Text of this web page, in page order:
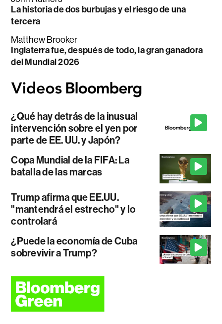
La historia de dos burbujas y el riesgo de una
tercera
Matthew Brooker
Inglaterra fue, después de todo, la gran ganadora
del Mundial 2026
¿Qué hay detrás de la inusual
intervención sobre el yen por
parte de EE. UU. y Japón?
Copa Mundial de la FIFA: La
batalla de las marcas
Trump afirma que EE.UU.
"mantendrá el estrecho" y lo
controlará
¿Puede la economía de Cuba
sobrevivir a Trump?